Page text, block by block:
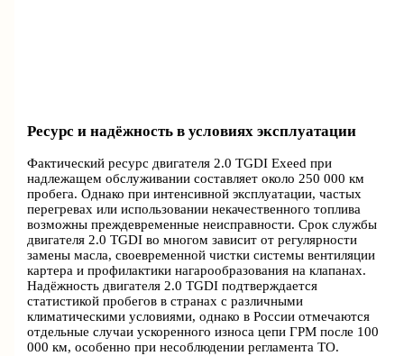
Ресурс и надёжность в условиях эксплуатации
Фактический ресурс двигателя 2.0 TGDI Exeed при
надлежащем обслуживании составляет около 250 000 км
пробега. Однако при интенсивной эксплуатации, частых
перегревах или использовании некачественного топлива
возможны преждевременные неисправности. Срок службы
двигателя 2.0 TGDI во многом зависит от регулярности
замены масла, своевременной чистки системы вентиляции
картера и профилактики нагарообразования на клапанах.
Надёжность двигателя 2.0 TGDI подтверждается
статистикой пробегов в странах с различными
климатическими условиями, однако в России отмечаются
отдельные случаи ускоренного износа цепи ГРМ после 100
000 км, особенно при несоблюдении регламента ТО.